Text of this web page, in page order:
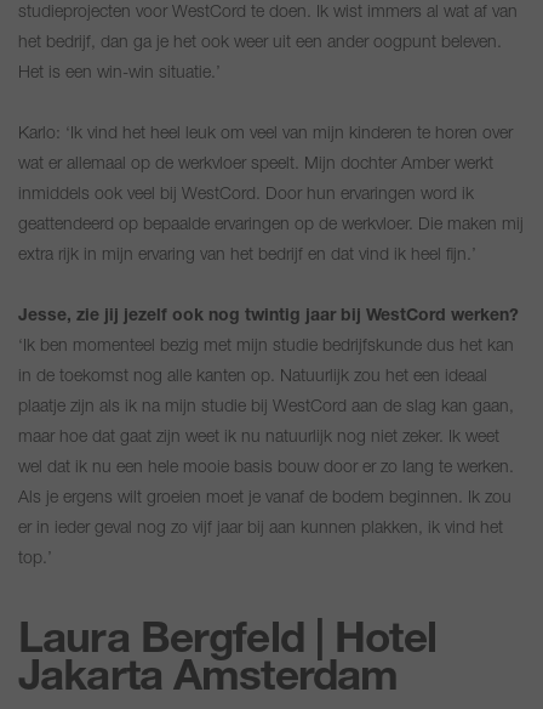
studieprojecten voor WestCord te doen. Ik wist immers al wat af van
het bedrijf, dan ga je het ook weer uit een ander oogpunt beleven.
Het is een win-win situatie.’
Karlo: ‘Ik vind het heel leuk om veel van mijn kinderen te horen over
wat er allemaal op de werkvloer speelt. Mijn dochter Amber werkt
inmiddels ook veel bij WestCord. Door hun ervaringen word ik
geattendeerd op bepaalde ervaringen op de werkvloer. Die maken mij
extra rijk in mijn ervaring van het bedrijf en dat vind ik heel fijn.’
Jesse, zie jij jezelf ook nog twintig jaar bij WestCord werken?
‘Ik ben momenteel bezig met mijn studie bedrijfskunde dus het kan
in de toekomst nog alle kanten op. Natuurlijk zou het een ideaal
plaatje zijn als ik na mijn studie bij WestCord aan de slag kan gaan,
maar hoe dat gaat zijn weet ik nu natuurlijk nog niet zeker. Ik weet
wel dat ik nu een hele mooie basis bouw door er zo lang te werken.
Als je ergens wilt groeien moet je vanaf de bodem beginnen. Ik zou
er in ieder geval nog zo vijf jaar bij aan kunnen plakken, ik vind het
top.’
Laura Bergfeld | Hotel
Jakarta Amsterdam